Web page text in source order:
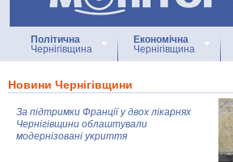
Політична
Чернігівщина
Економічна
Чернігівщина
Новини Чернігівщини
За підтримки Франції у двох лікарнях
Чернігівщини облаштували
модернізовані укриття